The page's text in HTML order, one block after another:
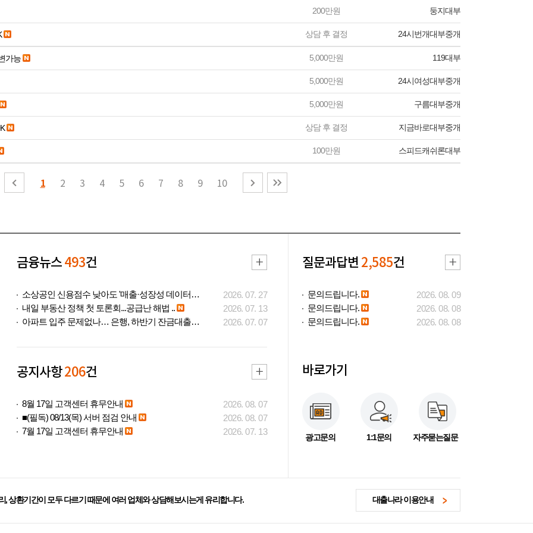
200만원 둥지대부
상담 후 결정 24시번개대부중개
가능 5,000만원 119대부
5,000만원 24시여성대부중개
5,000만원 구름대부중개
상담 후 결정 지금바로대부중개
100만원 스피드캐쉬론대부
1 2 3 4 5 6 7 8 9 10
금융뉴스493건
소상공인 신용점수 낮아도 '매출·성장성 데이터..
2026. 07. 27
내일 부동산 정책 첫 토론회...공급난 해법 ..
2026. 07. 13
아파트 입주 문제없나… 은행, 하반기 잔금대출..
2026. 07. 07
공지사항206건
8월 17일 고객센터 휴무안내
2026. 08. 07
■(필독) 08/13(목) 서버 점검 안내
2026. 08. 07
7월 17일 고객센터 휴무안내
2026. 07. 13
질문과답변 2,585건
문의드립니다.
2026. 08. 09
문의드립니다.
2026. 08. 08
문의드립니다.
2026. 08. 08
바로가기
광고문의 1:1문의 자주묻는질문
상환기간이 모두 다르기 때문에 여러 업체와 상담해보시는게 유리합니다. 대출나라 이용안내